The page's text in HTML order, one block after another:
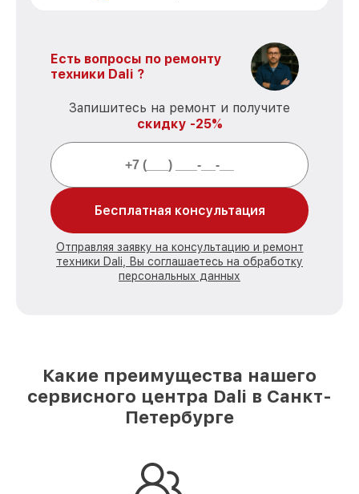
Есть вопросы по ремонту
техники Dali ?
Запишитесь на ремонт и получите
скидку -25%
Бесплатная консультация
Отправляя заявку на консультацию и ремонт
техники Dali, Вы соглашаетесь на обработку
персональных данных
Какие преимущества нашего
сервисного центра Dali в Санкт-
Петербурге